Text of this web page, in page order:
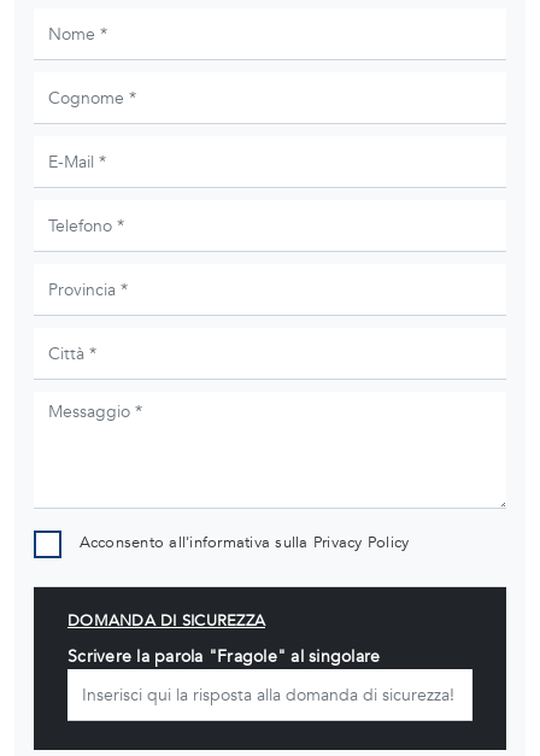
Acconsento all'informativa sulla Privacy Policy
DOMANDA DI SICUREZZA
Scrivere la parola "Fragole" al singolare